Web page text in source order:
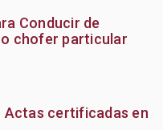
Conducir de
chofer particular
certificadas en